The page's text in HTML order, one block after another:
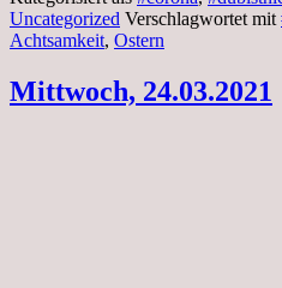
Uncategorized Verschlagwortet mit
Achtsamkeit, Ostern
Mittwoch, 24.03.2021